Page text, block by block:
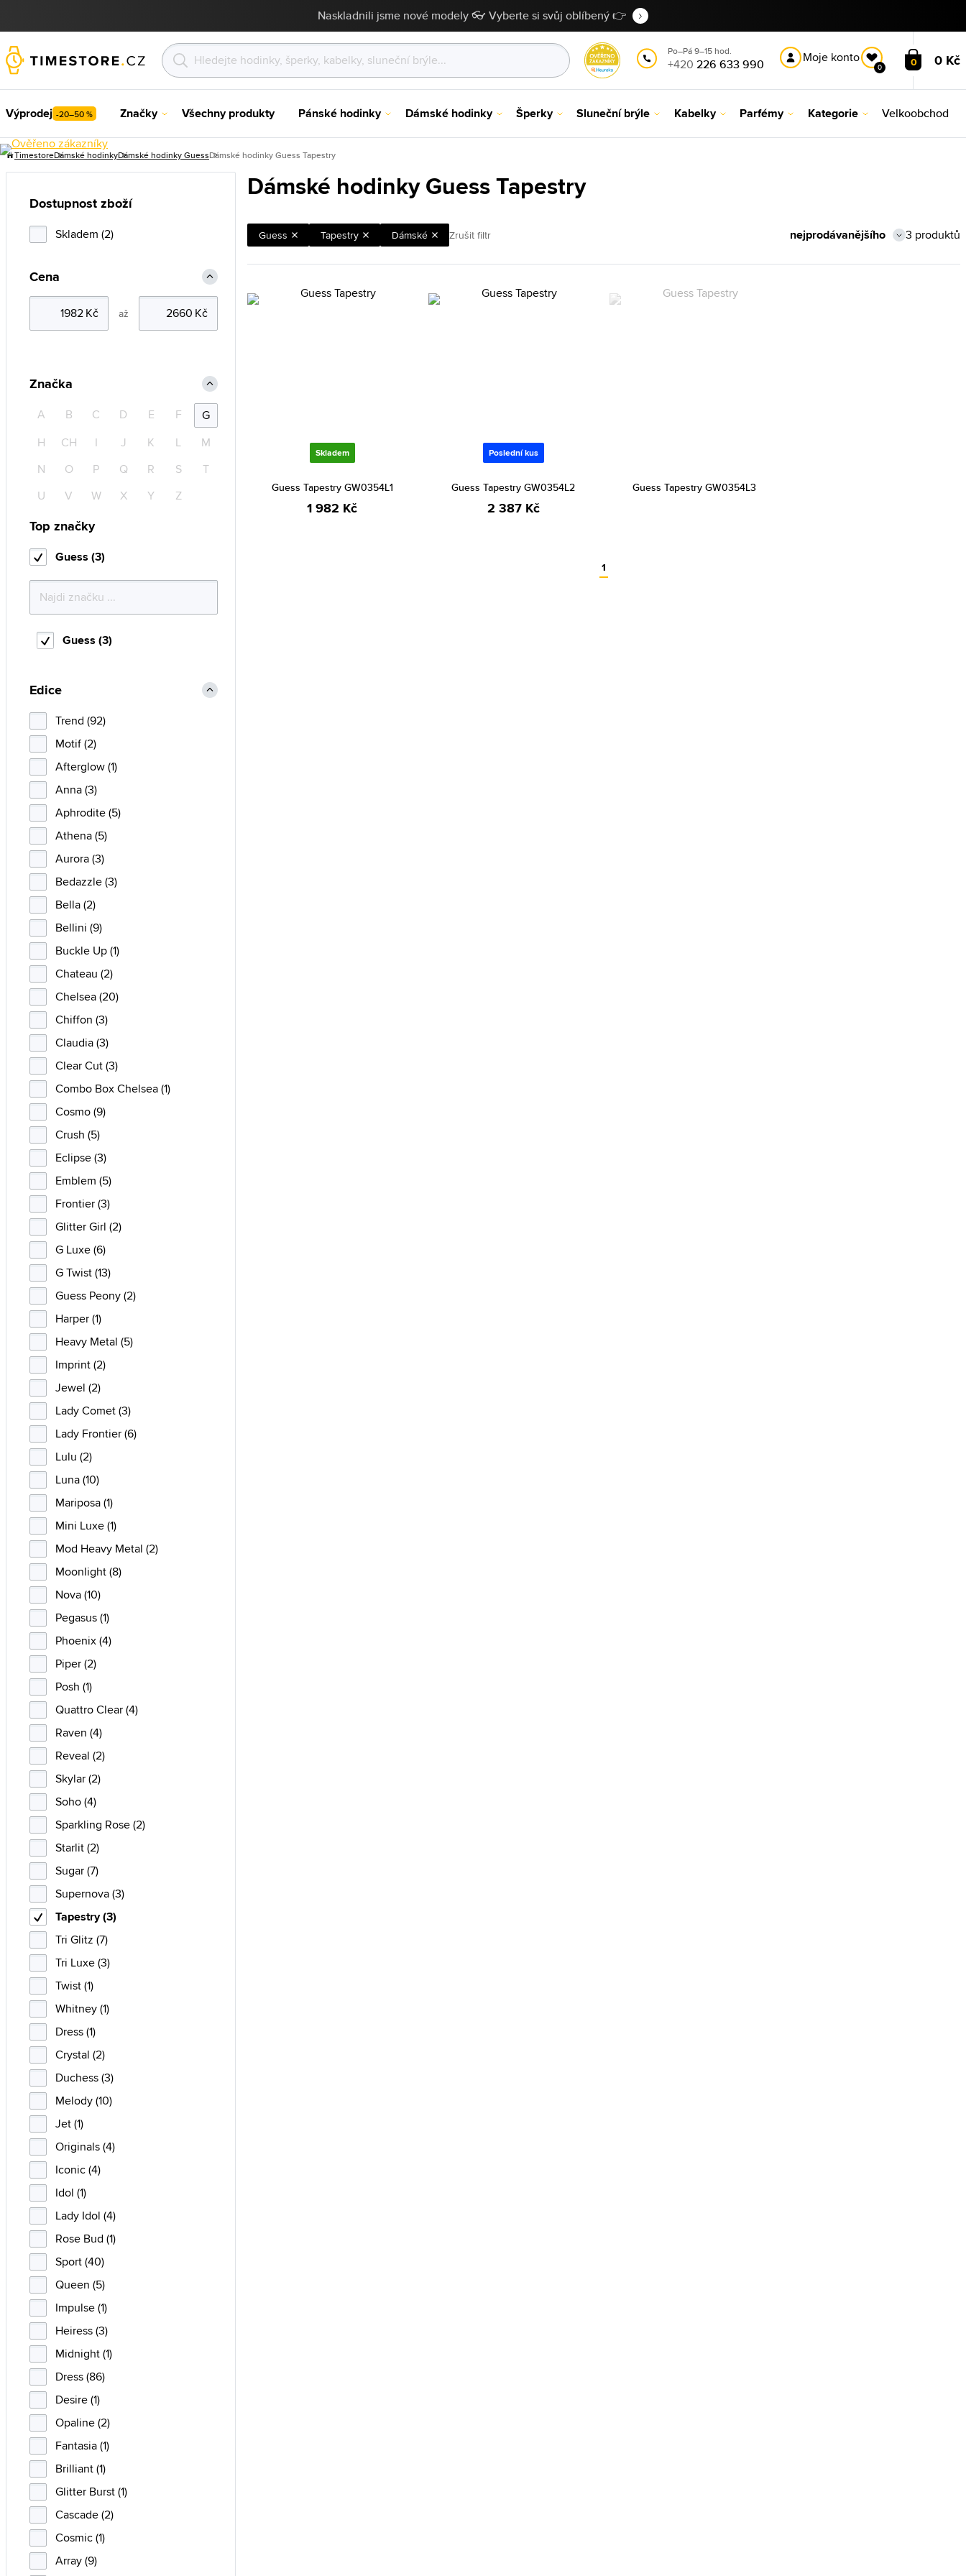
Naskladnili jsme nové modely 👓 Vyberte si svůj oblíbený 👉
Po–Pá 9–15 hod.
+420 226 633 990 Moje konto
0 0 0 Kč
Výprodej -20–50 % Značky Všechny produkty Pánské hodinky Dámské hodinky Šperky Sluneční brýle Kabelky Parfémy Kategorie Velkoobchod
TimestoreDámské hodinkyDámské hodinky GuessDámské hodinky Guess Tapestry
Dámské hodinky Guess Tapestry
Guess Tapestry Dámské Zrušit filtr 3 produktů
Skladem
Guess Tapestry GW0354L1
1 982 Kč
Poslední kus
Guess Tapestry GW0354L2
2 387 Kč
Guess Tapestry GW0354L3
1
Dostupnost zboží
Skladem (2)
Cena
až
Značka
A B C D E F
G
H
CH I J K L
M
N
O P Q R S
T
U
V W X Y Z
Top značky
Guess (3)
Guess (3)
Edice
Trend (92)
Motif (2)
Afterglow (1)
Anna (3)
Aphrodite (5)
Athena (5)
Aurora (3)
Bedazzle (3)
Bella (2)
Bellini (9)
Buckle Up (1)
Chateau (2)
Chelsea (20)
Chiffon (3)
Claudia (3)
Clear Cut (3)
Combo Box Chelsea (1)
Cosmo (9)
Crush (5)
Eclipse (3)
Emblem (5)
Frontier (3)
Glitter Girl (2)
G Luxe (6)
G Twist (13)
Guess Peony (2)
Harper (1)
Heavy Metal (5)
Imprint (2)
Jewel (2)
Lady Comet (3)
Lady Frontier (6)
Lulu (2)
Luna (10)
Mariposa (1)
Mini Luxe (1)
Mod Heavy Metal (2)
Moonlight (8)
Nova (10)
Pegasus (1)
Phoenix (4)
Piper (2)
Posh (1)
Quattro Clear (4)
Raven (4)
Reveal (2)
Skylar (2)
Soho (4)
Sparkling Rose (2)
Starlit (2)
Sugar (7)
Supernova (3)
Tapestry (3)
Tri Glitz (7)
Tri Luxe (3)
Twist (1)
Whitney (1)
Dress (1)
Crystal (2)
Duchess (3)
Melody (10)
Jet (1)
Originals (4)
Iconic (4)
Idol (1)
Lady Idol (4)
Rose Bud (1)
Sport (40)
Queen (5)
Impulse (1)
Heiress (3)
Midnight (1)
Dress (86)
Desire (1)
Opaline (2)
Fantasia (1)
Brilliant (1)
Glitter Burst (1)
Cascade (2)
Cosmic (1)
Array (9)